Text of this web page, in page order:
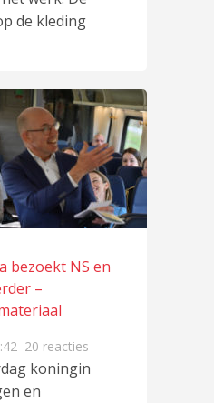
de kleding
bezoekt NS en
–
20 reacties
koningin
en